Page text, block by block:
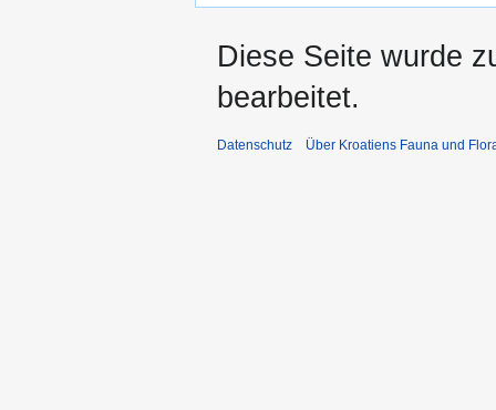
Diese Seite wurde
bearbeitet.
Datenschutz Über Kroatiens Fauna und